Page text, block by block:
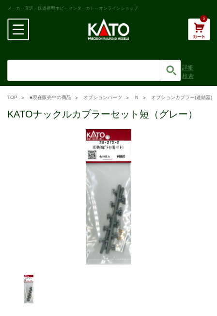
メーカー直送・鉄道模型ホビーセンターカトーオンラインショップ
0
詳細
検索
TOP ■現在販売中の商品 オプションパーツ Ｎ オプションカプラー(連結器)
KATOナックルカプラーセット短（グレー）